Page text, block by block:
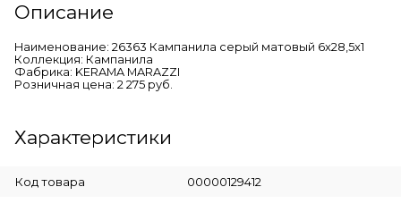
Описание
Наименование: 26363 Кампанила серый матовый 6x28,5x1
Коллекция: Кампанила
Фабрика: KERAMA MARAZZI
Розничная цена: 2 275 руб.
Характеристики
Код товара 00000129412